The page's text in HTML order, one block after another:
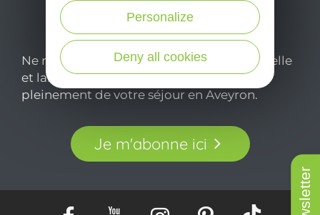
Ne manquez pas notre newsletter mensuelle
et laissez-vous inspirer pour profiter
pleinement de votre séjour en Aveyron.
Je m'abonne ici
Deny all cookies
Personalize